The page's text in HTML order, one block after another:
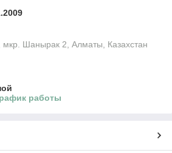
на доставке, до 4 ед.
на платформе;
- монтаж и демонтаж
3 часов;
окна, дверь;
мкр. Шанырак 2, Алматы, Казахстан
работы